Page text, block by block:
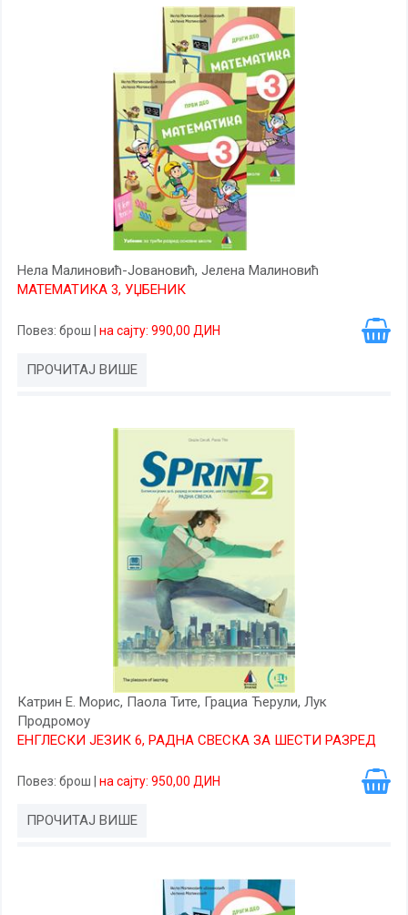
Нела Малиновић-Јовановић, Јелена Малиновић
МАТЕМАТИКА 3, УЏБЕНИК
Повез: брош на сајту: 990,00 ДИН
ПРОЧИТАЈ ВИШЕ
Катрин Е. Морис, Паола Тите, Грациа Ћерули, Лук
Продромоу
ЕНГЛЕСКИ ЈЕЗИК 6, РАДНА СВЕСКА ЗА ШЕСТИ РАЗРЕД
Повез: брош | на сајту: 950,00 ДИН
ПРОЧИТАЈ ВИШЕ